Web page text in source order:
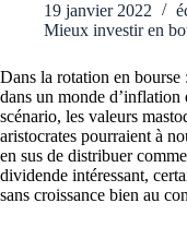
19 janvier 2022
Mieux investir en
Dans la rotation en bourse
dans un monde
scénario, les valeurs
aristocrates pourraient à
en sus de distribuer
dividende intéressant,
sans croissance bien au